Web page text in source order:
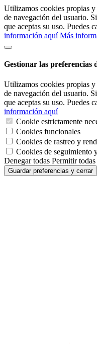
Utilizamos cookies propias y
de navegación del usuario.
que aceptas su uso. Puedes
información aquí Más
Gestionar las preferencias
Utilizamos cookies propias y
de navegación del usuario.
que aceptas su uso. Puedes
información aquí
Cookie estrictamente
Cookies funcionales
Cookies de rastreo y
Cookies de seguimiento
Denegar todas Permitir todas
Guardar preferencias y cerrar